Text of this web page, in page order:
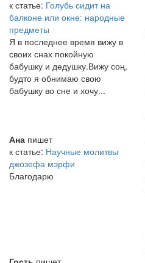
к статье: Голубь сидит на
балконе или окне: народные
предметы
Я в последнее время вижу в
своих снах покойную
бабушку и дедушку.Вижу соң,
будто я обнимаю свою
бабушку во сне и хочу...
Ана пишет
к статье: Научные молитвы
джозефа мэрфи
Благодарю